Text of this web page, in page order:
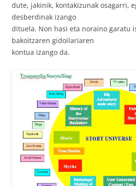
dute, jakinik, kontakizunak osagarri,
desberdinak izango
dituela. Non hasi eta noraino garatu
bakoitzaren gidoilariaren
kontua izango da.